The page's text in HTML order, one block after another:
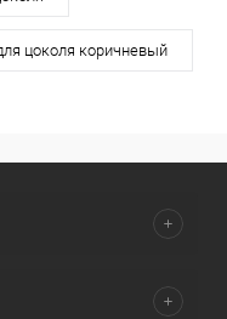
цоколя коричневый